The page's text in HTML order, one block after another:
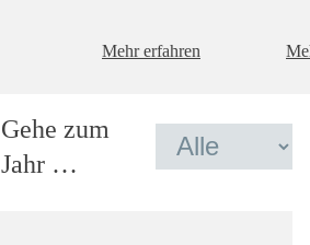
Mehr erfahren
Gehe zum
Jahr …